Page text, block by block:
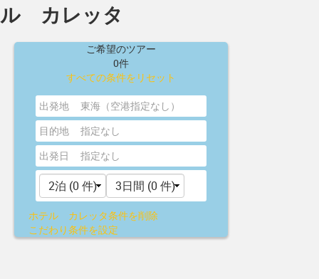
ル カレッタ
ご希望のツアー
0件
すべての条件をリセット
出発地
東海（空港指定なし）
目的地
指定なし
出発日
指定なし
ホテル カレッタ条件を削除
こだわり条件を設定